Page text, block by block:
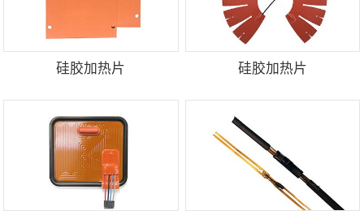
硅胶加热片 硅胶加热片